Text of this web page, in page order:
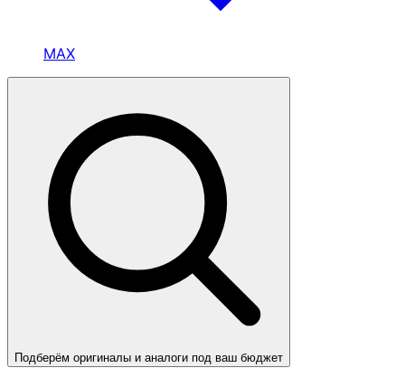
MAX
Подберём оригиналы и аналоги под ваш бюджет